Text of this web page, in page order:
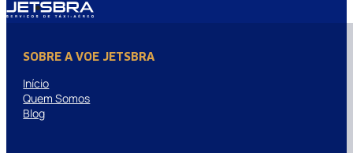
SOBRE A VOE JETSBRA
Início
Quem Somos
Blog